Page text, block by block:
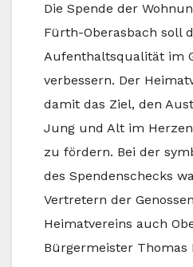
Die Spende der
Fürth-Oberasbach soll
Aufenthaltsqualität im
verbessern. Der
damit das Ziel, den
Jung und Alt im
zu fördern. Bei der
des Spendenschecks
Vertretern der
Heimatvereins auch
Bürgermeister Thomas